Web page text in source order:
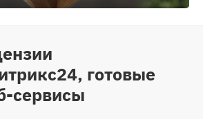
готовые
сервисы